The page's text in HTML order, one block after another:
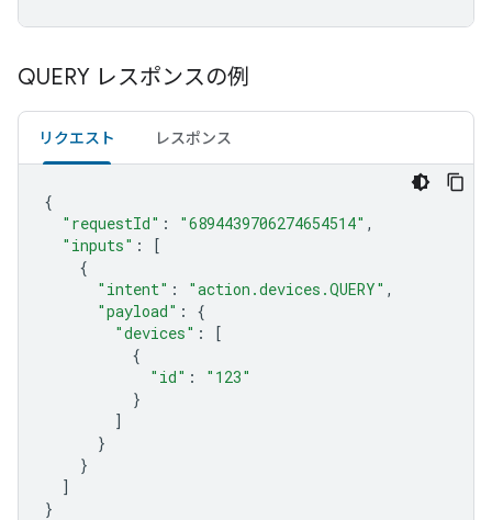
QUERY レスポンスの例
リクエスト レスポンス
{
"requestId" : "6894439706274654514" ,
"inputs" :
[
{
"intent" : "action.devices.QUERY" ,
"payload" :
{
"devices" :
[
{
"id" :
"123"
}
]
}
}
]
}